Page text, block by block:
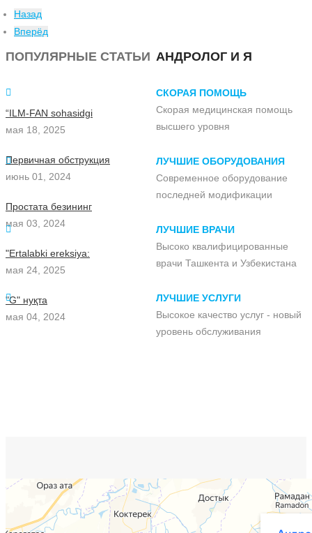
Назад
Вперёд
ПОПУЛЯРНЫЕ СТАТЬИ
“ILM-FAN sohasidgi
мая 18, 2025
Первичная обструкция
июнь 01, 2024
Простата безининг
мая 03, 2024
"Ertalabki ereksiya:
мая 24, 2025
"G" нуқта
мая 04, 2024
АНДРОЛОГ И Я
СКОРАЯ ПОМОЩЬ
Скорая медицинская помощь
высшего уровня
ЛУЧШИЕ ОБОРУДОВАНИЯ
Современное оборудование
последней модификации
ЛУЧШИЕ ВРАЧИ
Высоко квалифицированные
врачи Ташкента и Узбекистана
ЛУЧШИЕ УСЛУГИ
Высокое качество услуг - новый
уровень обслуживания